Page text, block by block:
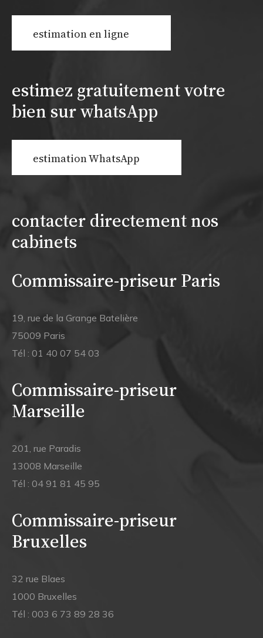
estimation en ligne
estimez gratuitement votre
bien sur whatsApp
estimation WhatsApp
contacter directement nos
cabinets
Commissaire-priseur Paris
19, rue de la Grange Batelière
75009 Paris
Tél : 01 40 07 54 03
Commissaire-priseur
Marseille
201, rue Paradis
13008 Marseille
Tél : 04 91 81 45 95
Commissaire-priseur
Bruxelles
32 rue Blaes
1000 Bruxelles
Tél : 003 6 73 89 28 36